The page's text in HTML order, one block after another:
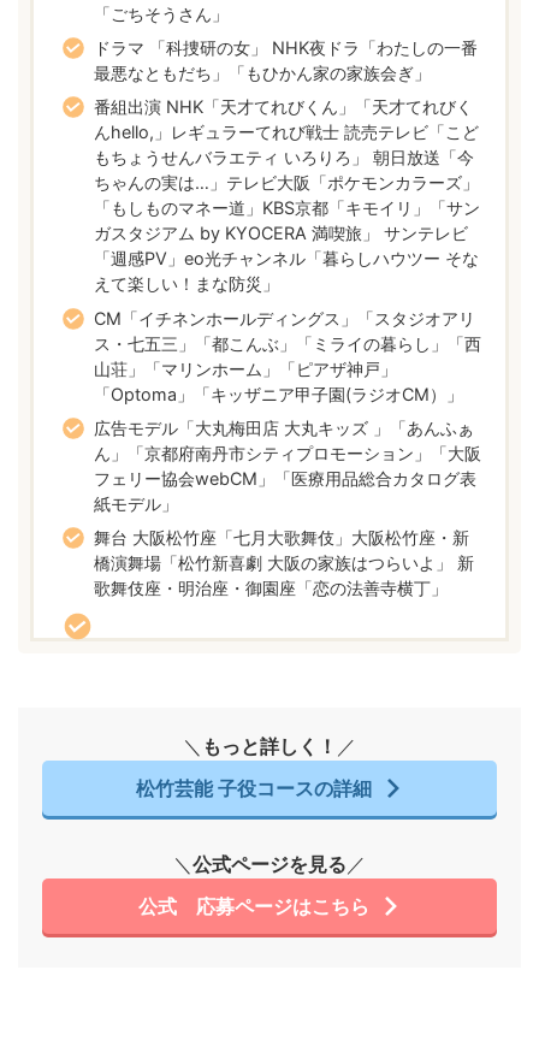
「ごちそうさん」
ドラマ 「科捜研の女」 NHK夜ドラ「わたしの一番
最悪なともだち」「もひかん家の家族会ぎ」
番組出演 NHK「天才てれびくん」「天才てれびく
んhello,」レギュラーてれび戦士 読売テレビ「こど
もちょうせんバラエティ いろりろ」 朝日放送「今
ちゃんの実は…」テレビ大阪「ポケモンカラーズ」
「もしものマネー道」KBS京都「キモイリ」「サン
ガスタジアム by KYOCERA 満喫旅」 サンテレビ
「週感PV」eo光チャンネル「暮らしハウツー そな
えて楽しい！まな防災」
CM「イチネンホールディングス」「スタジオアリ
ス・七五三」「都こんぶ」「ミライの暮らし」「西
山荘」「マリンホーム」「ピアザ神戸」
「Optoma」「キッザニア甲子園(ラジオCM）」
広告モデル「大丸梅田店 大丸キッズ 」「あんふぁ
ん」「京都府南丹市シティプロモーション」「大阪
フェリー協会webCM」「医療用品総合カタログ表
紙モデル」
舞台 大阪松竹座「七月大歌舞伎」大阪松竹座・新
橋演舞場「松竹新喜劇 大阪の家族はつらいよ」 新
歌舞伎座・明治座・御園座「恋の法善寺横丁」
＼ もっと詳しく！ ／
松竹芸能 子役コースの詳細
＼ 公式ページを見る ／
公式 応募ページはこちら